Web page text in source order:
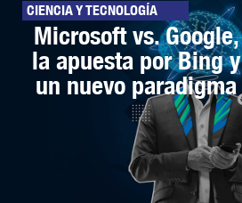
CIENCIA Y TECNOLOGÍA
Microsoft vs. Google,
la apuesta por Bing y
un nuevo paradigma